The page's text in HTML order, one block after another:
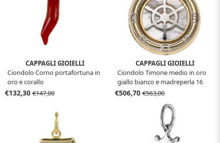
CAPPAGLI GIOIELLI
Ciondolo Corno portafortuna in
oro e corallo
€132,30 €147,00
CAPPAGLI GIOIELLI
Ciondolo Timone medio in oro
giallo bianco e madreperla 16
mm
€506,70 €563,00